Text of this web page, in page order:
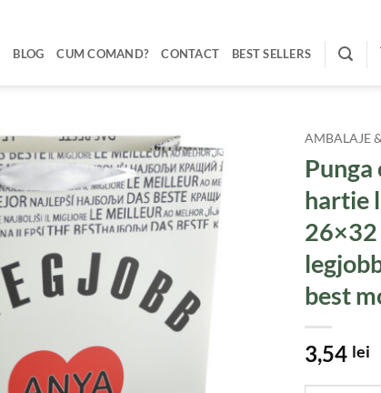
BLOG CUM COMAND? CONTACT BEST SELLERS
AMBALAJE
Punga
hartie
26×32
best
3,54 lei